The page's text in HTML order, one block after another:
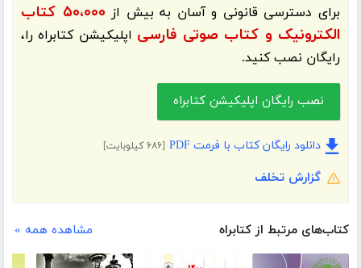
برای دسترسی قانونی و آسان به بیش از
۵۰،۰۰۰ کتاب
الکترونیک و کتاب صوتی فارسی اپلیکیشنکتابراهرا،
رایگان نصب کنید.
نصب رایگان اپلیکیشن کتابراه
دانلود رایگان کتاب با فرمت PDF [۶۸۶ کیلوبایت]
گزارش تخلف
کتاب‌های مرتبط از کتابراه مشاهده همه »